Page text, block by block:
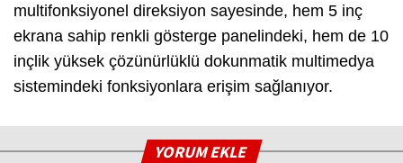
multifonksiyonel direksiyon sayesinde, hem 5 inç
ekrana sahip renkli gösterge panelindeki, hem de 10
inçlik yüksek çözünürlüklü dokunmatik multimedya
sistemindeki fonksiyonlara erişim sağlanıyor.
YORUM EKLE